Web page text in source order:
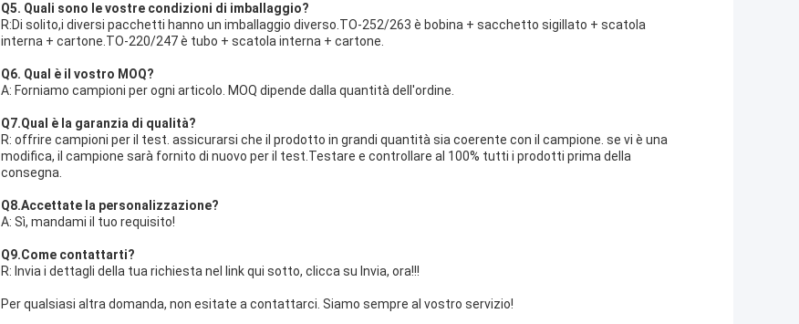
Q5. Quali sono le vostre condizioni di imballaggio?
R:Di solito,i diversi pacchetti hanno un imballaggio diverso.TO-252/263 è bobina + sacchetto sigillato + scatola
interna + cartone.TO-220/247 è tubo + scatola interna + cartone.
Q6. Qual è il vostro MOQ?
A: Forniamo campioni per ogni articolo. MOQ dipende dalla quantità dell'ordine.
Q7.Qual è la garanzia di qualità?
R: offrire campioni per il test. assicurarsi che il prodotto in grandi quantità sia coerente con il campione. se vi è una
modifica, il campione sarà fornito di nuovo per il test.Testare e controllare al 100% tutti i prodotti prima della
consegna.
Q8.Accettate la personalizzazione?
A: Sì, mandami il tuo requisito!
Q9.Come contattarti?
R: Invia i dettagli della tua richiesta nel link qui sotto, clicca su Invia, ora!!!
Per qualsiasi altra domanda, non esitate a contattarci. Siamo sempre al vostro servizio!